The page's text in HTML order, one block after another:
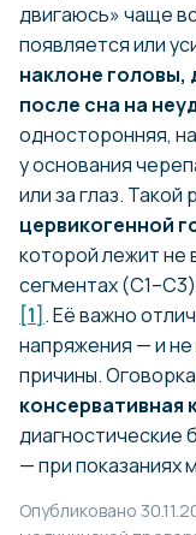
двигаюсь» чаще
появляется или
наклоне головы,
после сна на
односторонняя,
у основания
или за глаз. Такой
цервикогенной
которой лежит не
сегментах
[1] . Её важно
напряжения — и
причины.
консервативная
диагностические
— при показаниях
Опубликовано